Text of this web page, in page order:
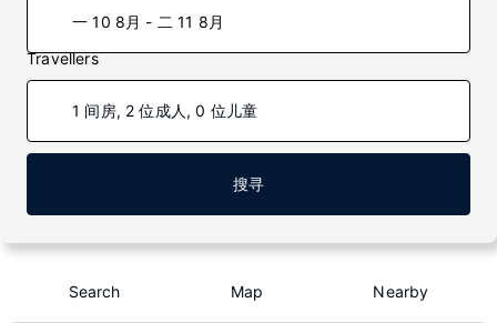
一 10 8月 - 二 11 8月
Travellers
1 间房, 2 位成人, 0 位儿童
搜寻
Search Map Nearby